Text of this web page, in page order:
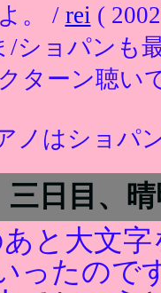
。 / rei (
/ショパンも
ターン聴い
ノはショパ
日目、晴
と大文
ったので